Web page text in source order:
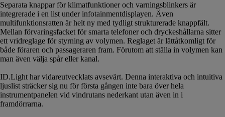
Separata knappar för klimatfunktioner och varningsblinkers är
integrerade i en list under infotainmentdisplayen. Även
multifunktionsratten är helt ny med tydligt strukturerade knappfält.
Mellan förvaringsfacket för smarta telefoner och dryckeshållarna sitter
ett vridreglage för styrning av volymen. Reglaget är lättåtkomligt för
både föraren och passageraren fram. Förutom att ställa in volymen kan
man även välja spår eller kanal.
ID.Light har vidareutvecklats avsevärt. Denna interaktiva och intuitiva
ljuslist sträcker sig nu för första gången inte bara över hela
instrumentpanelen vid vindrutans nederkant utan även in i
framdörrarna.